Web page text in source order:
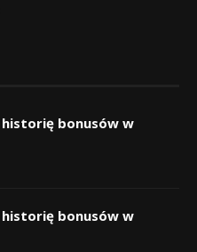
historię bonusów w
historię bonusów w